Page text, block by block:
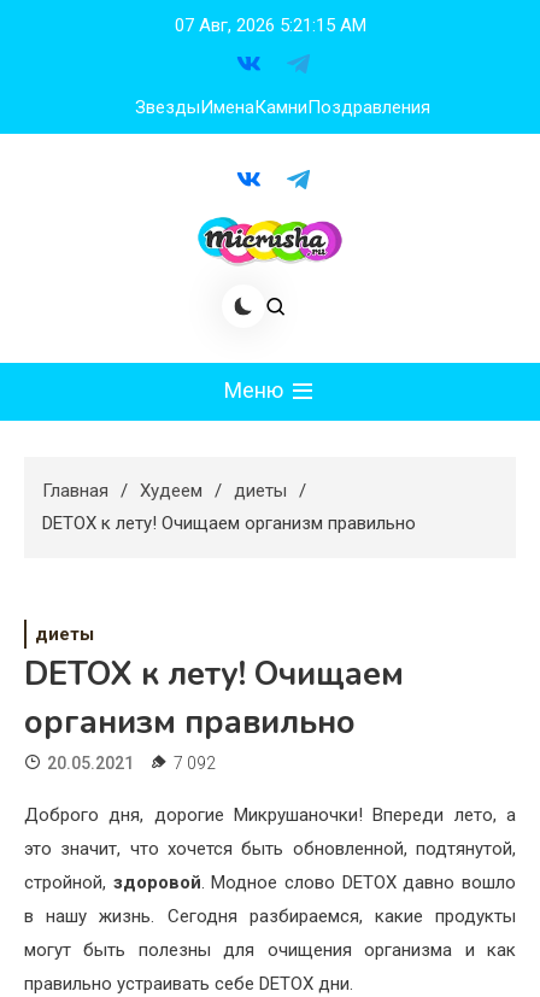
07 Авг, 2026 5:21:16 AM
ЗвездыИменаКамниПоздравления
Меню
Худеем
Свадьба
Жизнь
Хобби
Красота
Недвижимость
Главная Худеем
диеты
DETOX к лету! Очищаем организм правильно
диеты
DETOX к лету! Очищаем
организм правильно
20.05.2021 7 092
Доброго дня, дорогие Микрушаночки! Впереди лето, а
это значит, что хочется быть обновленной, подтянутой,
стройной, здоровой. Модное слово DETOX давно вошло
в нашу жизнь. Сегодня разбираемся, какие продукты
могут быть полезны для очищения организма и как
правильно устраивать себе DETOX дни.